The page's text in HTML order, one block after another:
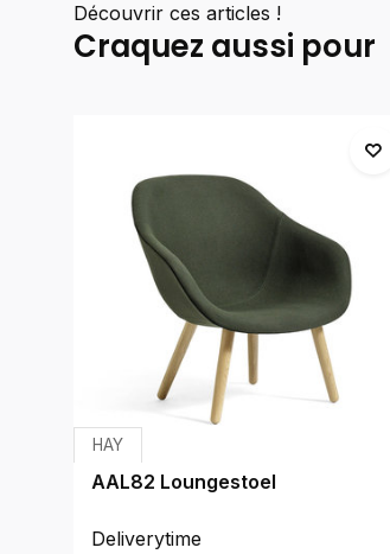
Découvrir ces articles !
Craquez aussi pour
HAY
AAL82 Loungestoel
Deliverytime